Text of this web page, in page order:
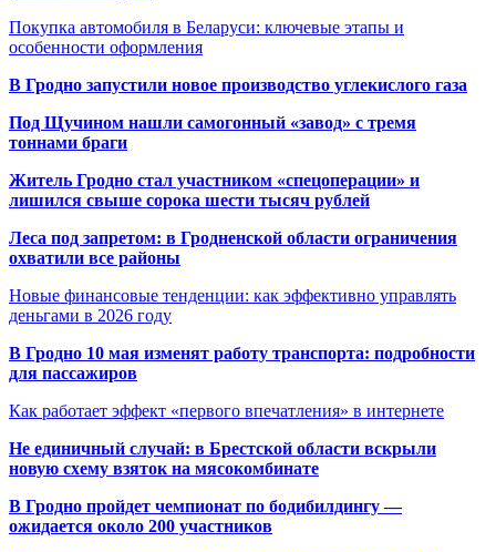
Покупка автомобиля в Беларуси: ключевые этапы и
особенности оформления
В Гродно запустили новое производство углекислого газа
Под Щучином нашли самогонный «завод» с тремя
тоннами браги
Житель Гродно стал участником «спецоперации» и
лишился свыше сорока шести тысяч рублей
Леса под запретом: в Гродненской области ограничения
охватили все районы
Новые финансовые тенденции: как эффективно управлять
деньгами в 2026 году
В Гродно 10 мая изменят работу транспорта: подробности
для пассажиров
Как работает эффект «первого впечатления» в интернете
Не единичный случай: в Брестской области вскрыли
новую схему взяток на мясокомбинате
В Гродно пройдет чемпионат по бодибилдингу —
ожидается около 200 участников